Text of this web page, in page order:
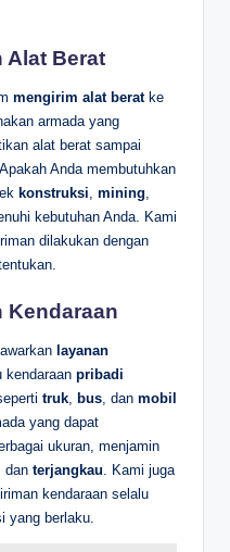
Alat Berat
mengirim alat beratke
armada yang
alat berat sampai
Anda membutuhkan
konstruksi, mining,
kebutuhan Anda. Kami
dilakukan dengan
Kendaraan
layanan
kendaraan pribadi
truk, bus, dan mobil
yang dapat
ukuran, menjamin
dan terjangkau. Kami juga
kendaraan selalu
yang berlaku.